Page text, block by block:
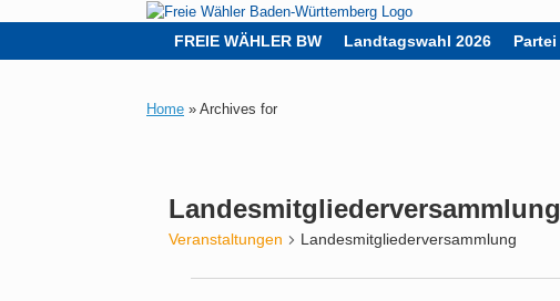
FREIE WÄHLER BW Landtagswahl 2026 Partei
Home » Archives for
Landesmitgliederversammlung
Veranstaltungen Landesmitgliederversammlung